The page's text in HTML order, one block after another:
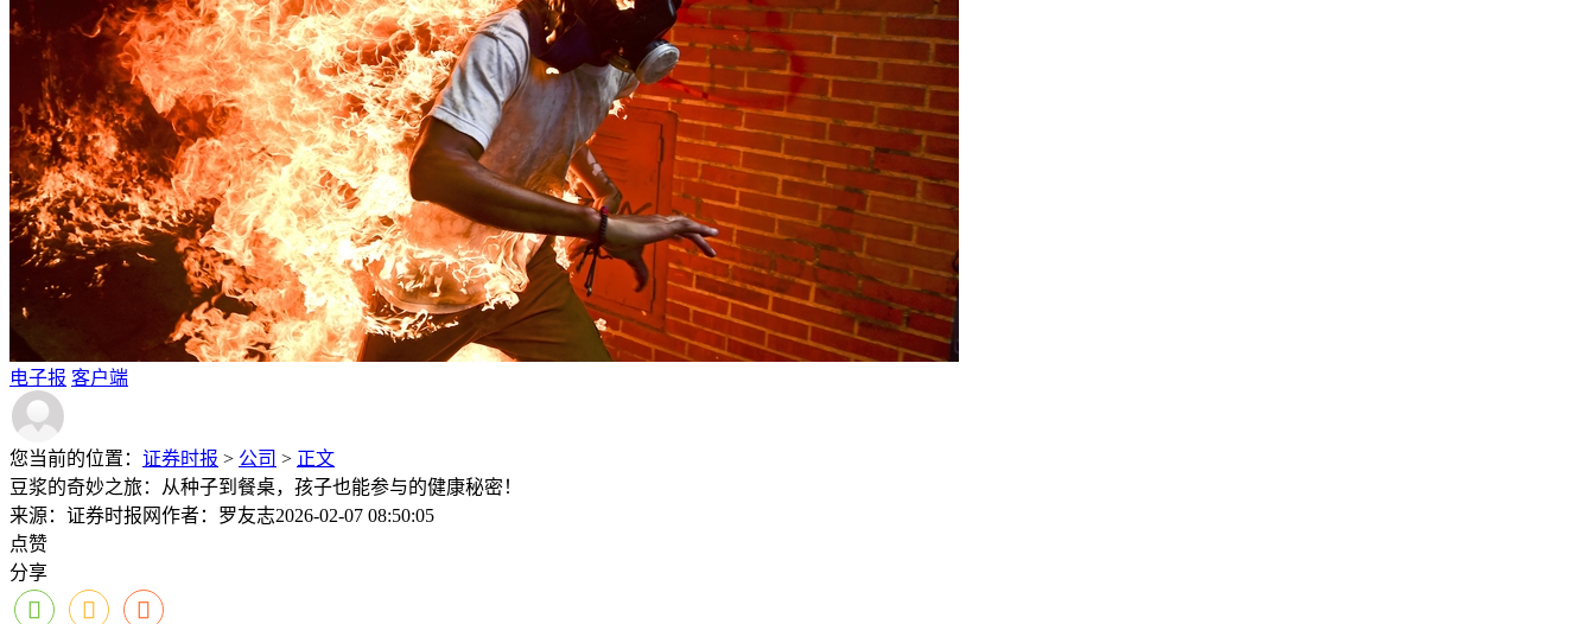
电子报 客户端
您当前的位置： 证券时报 > 公司 > 正文
豆浆的奇妙之旅：从种子到餐桌，孩子也能参与的健康秘密！
来源：证券时报网作者：罗友志2026-02-07 08:50:05
点赞
分享